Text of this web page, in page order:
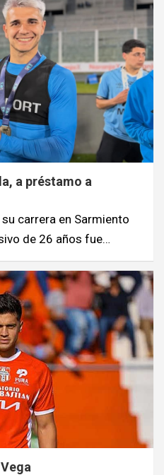
a préstamo a
carrera en Sarmiento
de 26 años fue…